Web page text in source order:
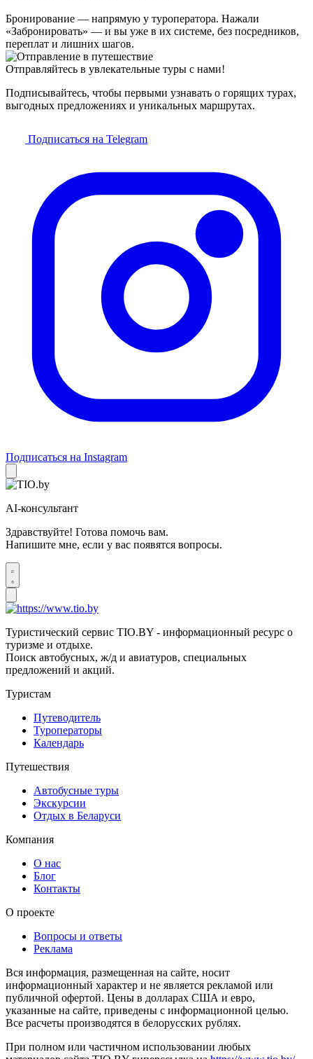
Бронирование — напрямую у туроператора. Нажали
«Забронировать» — и вы уже в их системе, без посредников,
переплат и лишних шагов.
Отправляйтесь в увлекательные туры с нами!
Подписывайтесь, чтобы первыми узнавать о горящих турах,
выгодных предложениях и уникальных маршрутах.
Подписаться на Telegram
Подписаться на Instagram
AI-консультант
Здравствуйте! Готова помочь вам.
Напишите мне, если у вас появятся вопросы.
Туристический сервис TIO.BY - информационный ресурс о
туризме и отдыхе.
Поиск автобусных, ж/д и авиатуров, специальных
предложений и акций.
Туристам
Путеводитель
Туроператоры
Календарь
Путешествия
Автобусные туры
Экскурсии
Отдых в Беларуси
Компания
О нас
Блог
Контакты
О проекте
Вопросы и ответы
Реклама
Вся информация, размещенная на сайте, носит
информационный характер и не является рекламой или
публичной офертой. Цены в долларах США и евро,
указанные на сайте, приведены с информационной целью.
Все расчеты производятся в белорусских рублях.
При полном или частичном использовании любых